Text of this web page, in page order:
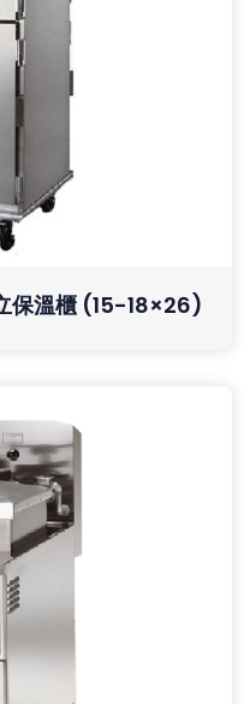
保溫櫃 (15-18×26)